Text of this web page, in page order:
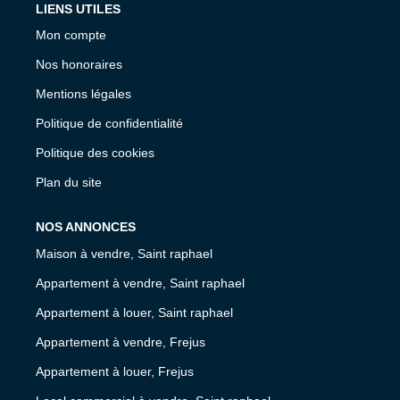
LIENS UTILES
Mon compte
Nos honoraires
Mentions légales
Politique de confidentialité
Politique des cookies
Plan du site
NOS ANNONCES
Maison à vendre, Saint raphael
Appartement à vendre, Saint raphael
Appartement à louer, Saint raphael
Appartement à vendre, Frejus
Appartement à louer, Frejus